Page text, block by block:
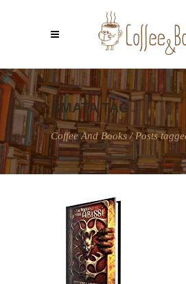
AMATA TAG
Coffee And Books/Posts